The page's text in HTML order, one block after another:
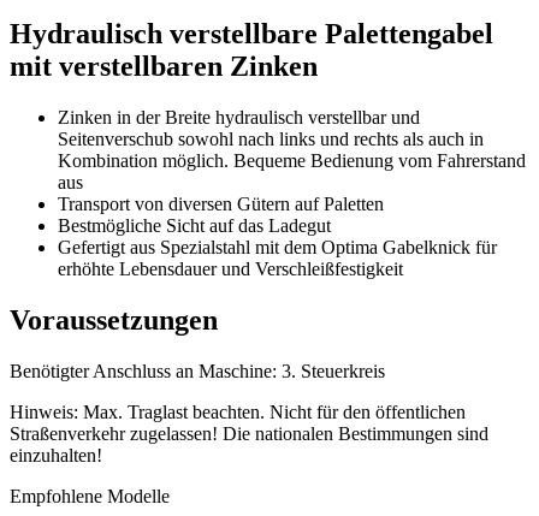
Hydraulisch verstellbare Palettengabel
mit verstellbaren Zinken
Zinken in der Breite hydraulisch verstellbar und
Seitenverschub sowohl nach links und rechts als auch in
Kombination möglich. Bequeme Bedienung vom Fahrerstand
aus
Transport von diversen Gütern auf Paletten
Bestmögliche Sicht auf das Ladegut
Gefertigt aus Spezialstahl mit dem Optima Gabelknick für
erhöhte Lebensdauer und Verschleißfestigkeit
Voraussetzungen
Benötigter Anschluss an Maschine: 3. Steuerkreis
Hinweis: Max. Traglast beachten. Nicht für den öffentlichen
Straßenverkehr zugelassen! Die nationalen Bestimmungen sind
einzuhalten!
Empfohlene Modelle